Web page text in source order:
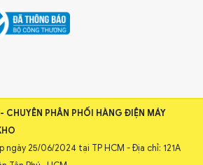
CHUYÊN PHÂN PHỐI HÀNG ĐIỆN MÁY
ngày 25/06/2024 tại TP HCM - Địa chỉ: 121A